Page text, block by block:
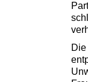
Die